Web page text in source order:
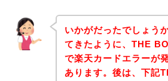
いかがだったでしょう
てきたように、THE
で楽天カードエラーが
あります。後は、下記